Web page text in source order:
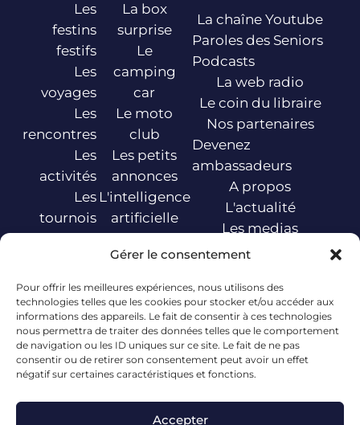
Gérer le consentement
Pour offrir les meilleures expériences, nous utilisons des
technologies telles que les cookies pour stocker et/ou accéder aux
informations des appareils. Le fait de consentir à ces technologies
nous permettra de traiter des données telles que le comportement
de navigation ou les ID uniques sur ce site. Le fait de ne pas
consentir ou de retirer son consentement peut avoir un effet
négatif sur certaines caractéristiques et fonctions.
Accepter
Les
festins
festifs
Les
voyages
Les
rencontres
Les
activités
Les
tournois
spectacles
Les
ateliers du
sommelier
Les
conferences
Le golf
La box
surprise
Le
camping
car
Le moto
club
Les petits
annonces
L'intelligence
artificielle
tablette
Les jeux
La chaîne Youtube
Paroles des Seniors
Podcasts
La web radio
Le coin du libraire
Nos partenaires
Devenez
ambassadeurs
A propos
L'actualité
Les medias
La boîte à idées